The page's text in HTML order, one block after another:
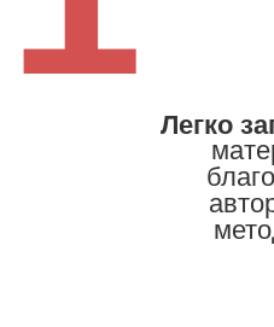
Легко